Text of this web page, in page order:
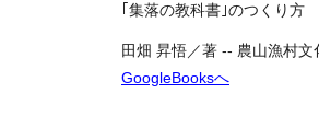
｢集落の教科書｣のつくり方
田畑 昇悟／著 -- 農山漁村
GoogleBooksへ